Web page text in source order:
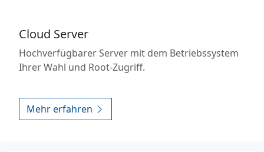
Cloud Server
Hochverfügbarer Server mit dem Betriebssystem
Ihrer Wahl und Root-Zugriff.
Mehr erfahren